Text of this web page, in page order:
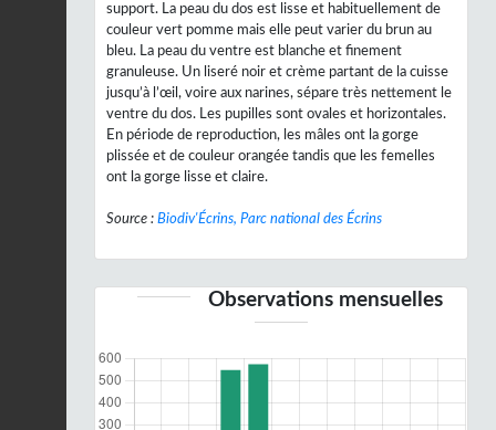
support. La peau du dos est lisse et habituellement de
couleur vert pomme mais elle peut varier du brun au
bleu. La peau du ventre est blanche et finement
granuleuse. Un liseré noir et crème partant de la cuisse
jusqu’à l’œil, voire aux narines, sépare très nettement le
ventre du dos. Les pupilles sont ovales et horizontales.
En période de reproduction, les mâles ont la gorge
plissée et de couleur orangée tandis que les femelles
ont la gorge lisse et claire.
Source : Biodiv'Écrins, Parc national des Écrins
Observations mensuelles